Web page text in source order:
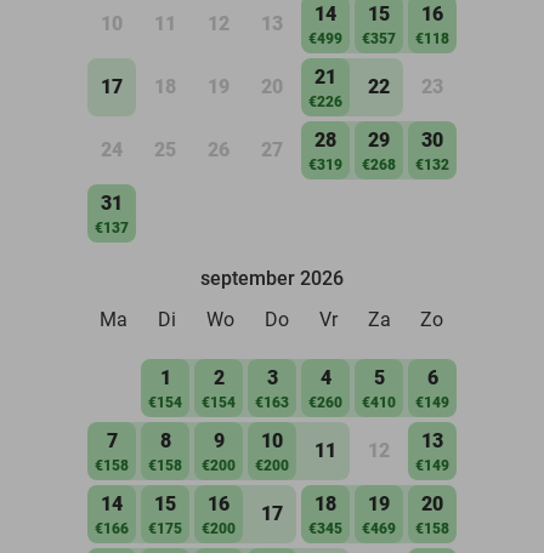
10 11 12 13 14
€499
15
€357
16
€118
17 18 19 20 21
€226
22 23
24 25 26 27 28
€319
29
€268
30
€132
31
€137
september 2026
Ma
Di Wo Do Vr Za Zo
1
€154
2
€154
3
€163
4
€260
5
€410
6
€149
7
€158
8
€158
9
€200
10
€200
11 12 13
€149
14
€166
15
€175
16
€200
17 18
€345
19
€469
20
€158